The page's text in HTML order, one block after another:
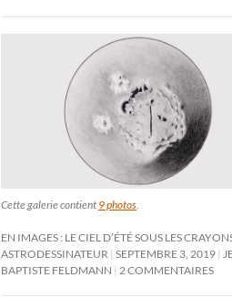
Cette galerie contient 9 photos
EN IMAGES : LE CIEL D’ÉTÉ SOUS LES
ASTRODESSINATEUR SEPTEMBRE 3, 2019
BAPTISTE FELDMANN
2 COMMENTAIRES